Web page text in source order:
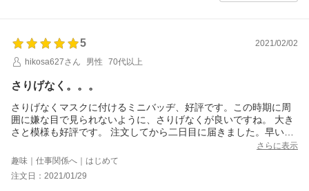
5
2021/02/02
hikosa627さん
男性 70代以上
さりげなく。。。
さりげなくマスクに付けるミニバッヂ、好評です。この時期に周
囲に嫌な目で見られないように、さりげなくが良いですね。 大き
さと模様も好評です。 注文してから二日目に届きました。早い対
ありがとうございました。良い買い物でした。
さらに表示
趣味｜仕事関係へ｜はじめて
注文日：2021/01/29